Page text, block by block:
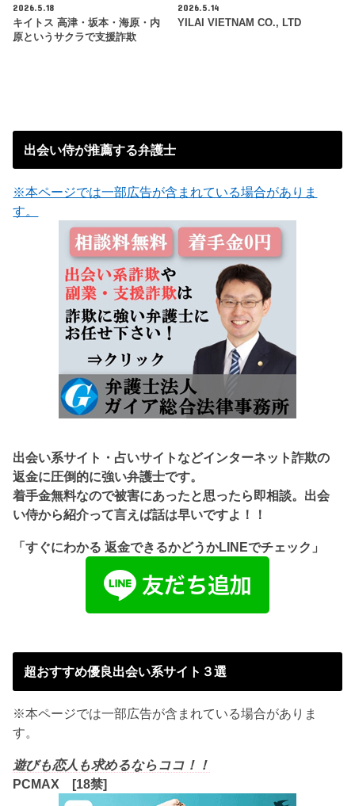
2026.5.18
キイトス 高津・坂本・海原・内
原というサクラで支援詐欺
2026.5.14
YILAI VIETNAM CO., LTD
出会い侍が推薦する弁護士
※本ページでは一部広告が含まれている場合がありま
す。
出会い系サイト・占いサイトなどインターネット詐欺の
返金に圧倒的に強い弁護士です。
着手金無料なので被害にあったと思ったら即相談。出会
い侍から紹介って言えば話は早いですよ！！
「すぐにわかる 返金できるかどうかLINEでチェック」
超おすすめ優良出会い系サイト３選
※本ページでは一部広告が含まれている場合がありま
す。
遊びも恋人も求めるならココ！！
PCMAX [18禁]